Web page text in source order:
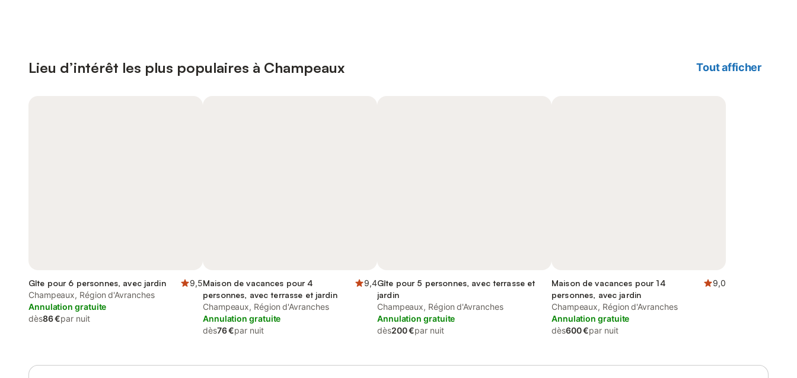
Lieu d’intérêt les plus populaires à Champeaux Tout afficher
Gîte pour 6 personnes, avec jardin
9,5
Champeaux, Région d'Avranches
Annulation gratuite
dès86 €par nuit
Maison de vacances pour 4
personnes, avec terrasse et jardin
9,4
Champeaux, Région d'Avranches
Annulation gratuite
dès76 €par nuit
Gîte pour 5 personnes, avec terrasse et
jardin
Champeaux, Région d'Avranches
Annulation gratuite
dès200 €par nuit
Maison de vacances pour 14
personnes, avec jardin
9,0
Champeaux, Région d'Avranches
Annulation gratuite
dès600 €par nuit